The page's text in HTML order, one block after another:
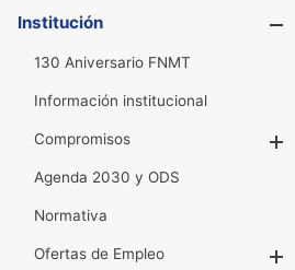
Institución
130 Aniversario FNMT
Información institucional
Compromisos
Agenda 2030 y ODS
Normativa
Ofertas de Empleo